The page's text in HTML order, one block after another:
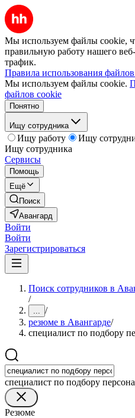
Мы используем файлы cookie,
правильную работу нашего
трафик.
Правила использования
Мы используем файлы cookie.
файлов cookie
Понятно
Ищу сотрудника
Ищу работу
Ищу
Ищу сотрудника
Сервисы
Помощь
Ещё
Поиск
Авангард
Войти
Войти
Зарегистрироваться
Поиск сотрудников в
/
... /
резюме в Авангарде/
специалист по подбору
специалист по подбору
Резюме